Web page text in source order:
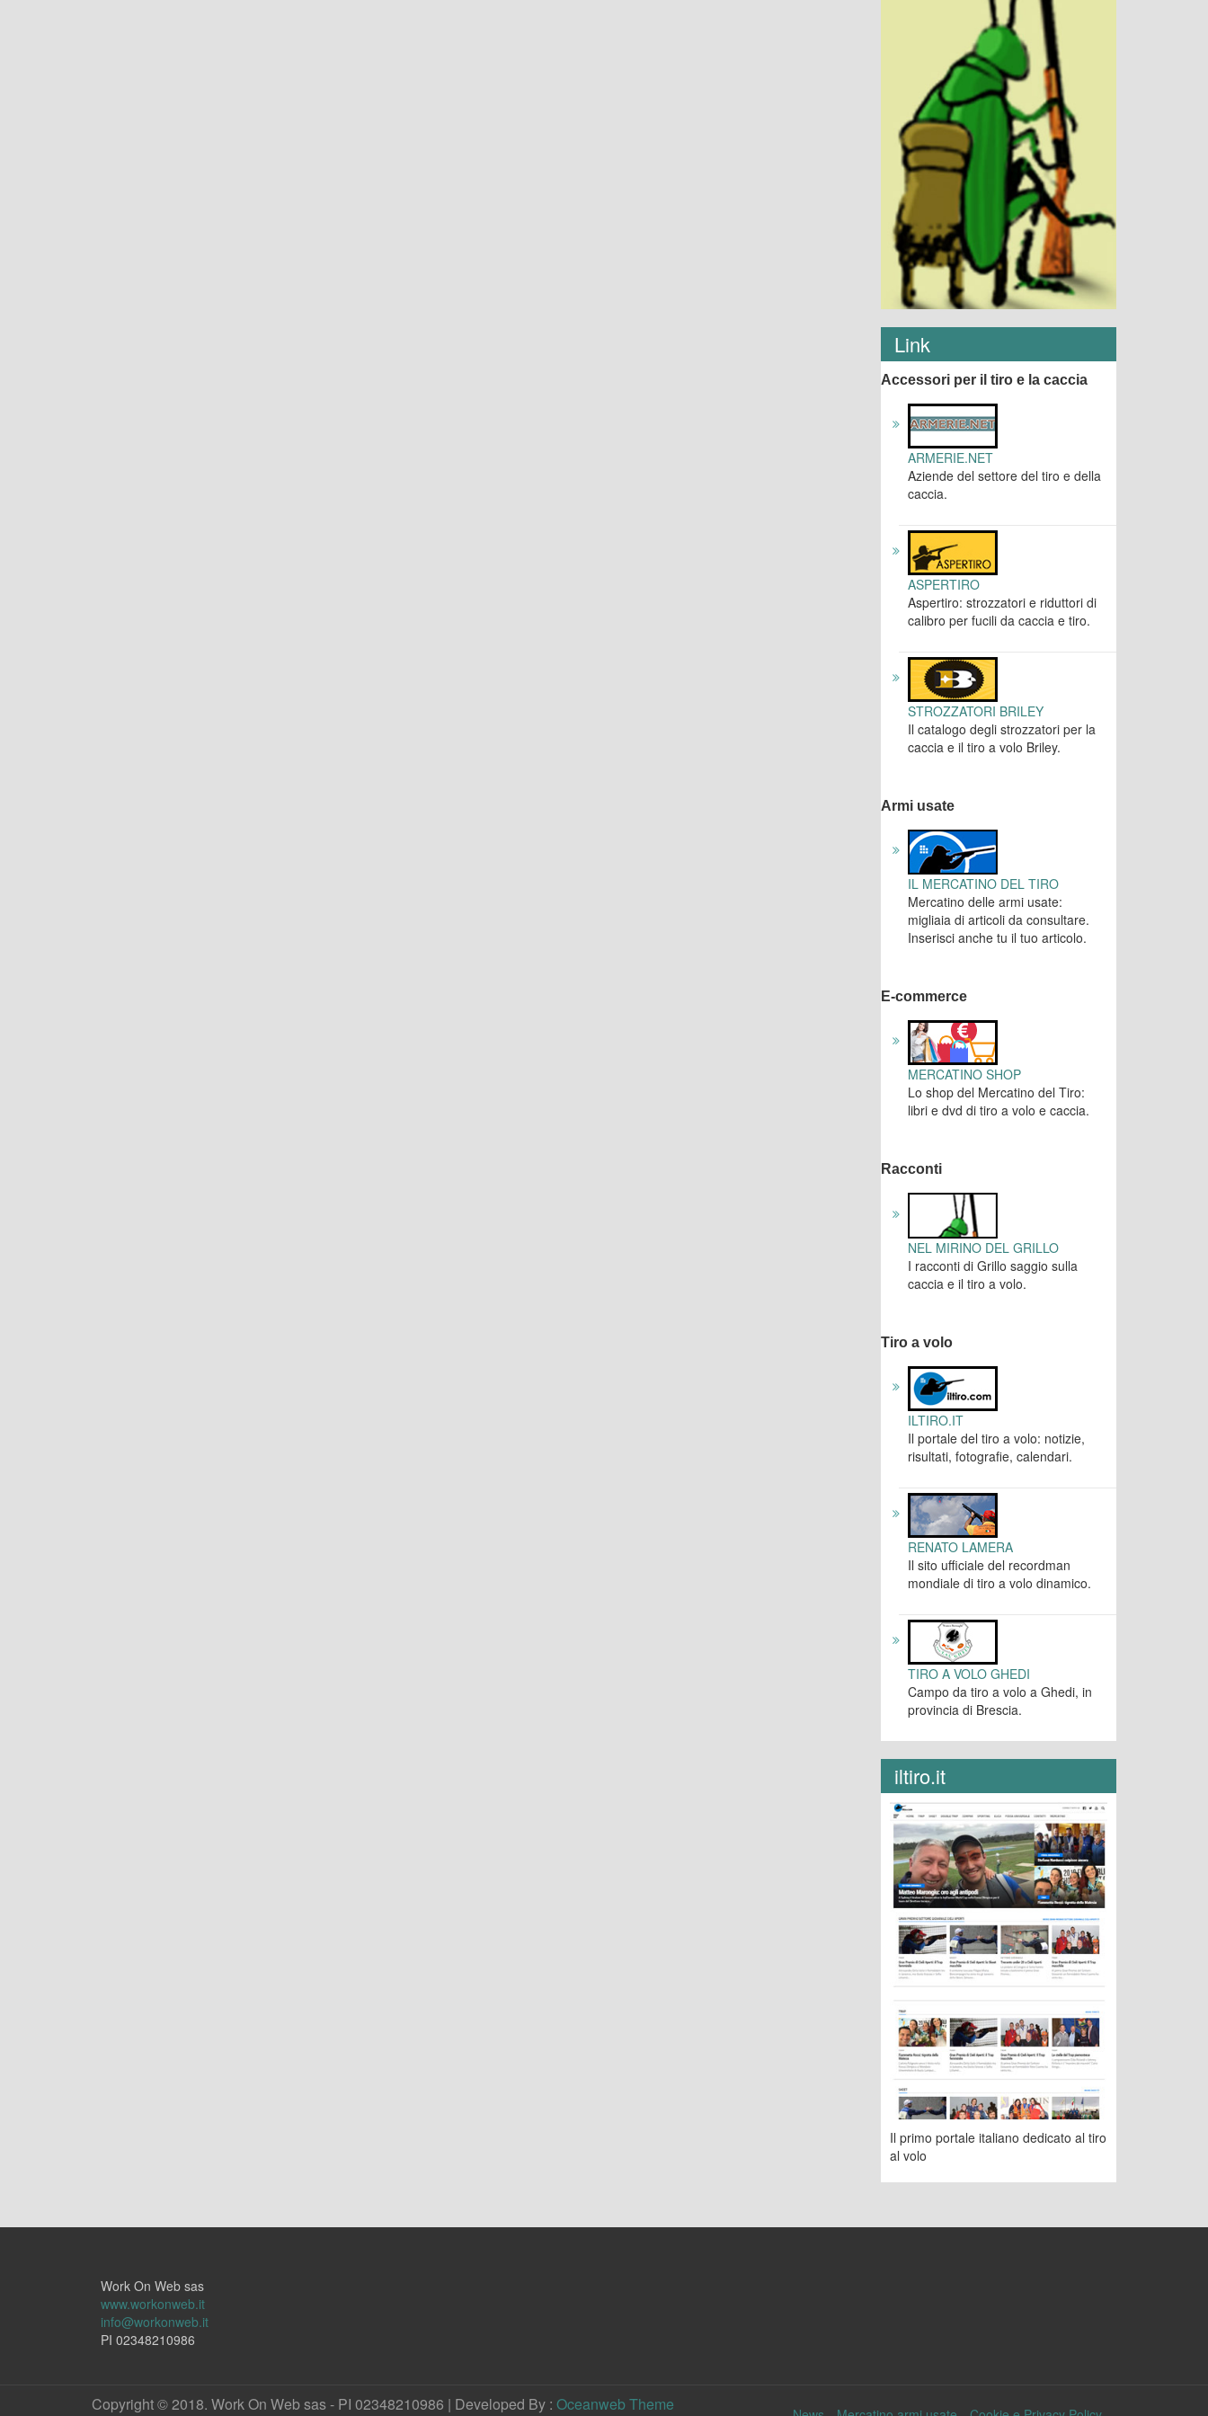
Link
Accessori per il tiro e la caccia
ARMERIE.NET
Aziende del settore del tiro e della
caccia.
ASPERTIRO
Aspertiro: strozzatori e riduttori di
calibro per fucili da caccia e tiro.
STROZZATORI BRILEY
Il catalogo degli strozzatori per la
caccia e il tiro a volo Briley.
Armi usate
IL MERCATINO DEL TIRO
Mercatino delle armi usate:
migliaia di articoli da consultare.
Inserisci anche tu il tuo articolo.
E-commerce
MERCATINO SHOP
Lo shop del Mercatino del Tiro:
libri e dvd di tiro a volo e caccia.
Racconti
NEL MIRINO DEL GRILLO
I racconti di Grillo saggio sulla
caccia e il tiro a volo.
Tiro a volo
ILTIRO.IT
Il portale del tiro a volo: notizie,
risultati, fotografie, calendari.
RENATO LAMERA
Il sito ufficiale del recordman
mondiale di tiro a volo dinamico.
TIRO A VOLO GHEDI
Campo da tiro a volo a Ghedi, in
provincia di Brescia.
iltiro.it
Il primo portale italiano dedicato al tiro
al volo
Work On Web sas
www.workonweb.it
info@workonweb.it
PI 02348210986
Copyright © 2018. Work On Web sas - PI 02348210986 | Developed By : Oceanweb Theme